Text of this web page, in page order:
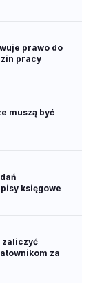
prawo do
pracy
muszą być
księgowe
zaliczyć
za